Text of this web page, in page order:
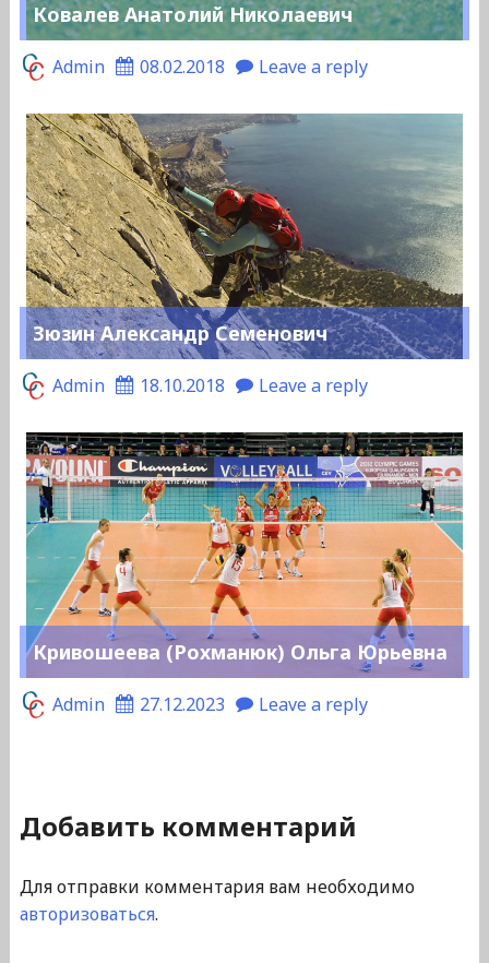
Ковалев Анатолий Николаевич
Admin 08.02.2018 Leave a reply
Зюзин Александр Семенович
Admin 18.10.2018 Leave a reply
Кривошеева (Рохманюк) Ольга Юрьевна
Admin 27.12.2023 Leave a reply
Добавить комментарий
Для отправки комментария вам необходимо
авторизоваться.